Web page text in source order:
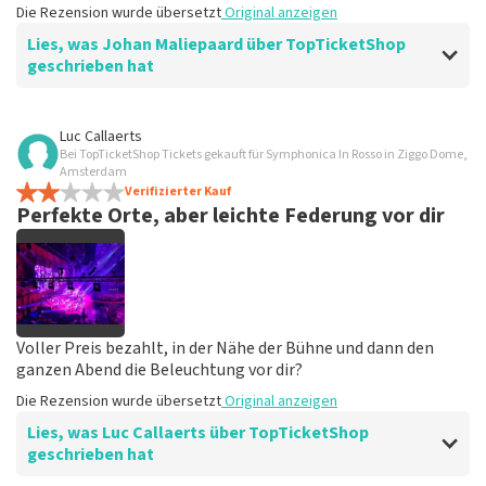
Die Rezension wurde übersetztOriginal anzeigen
Lies, was Johan Maliepaard über TopTicketShop
geschrieben hat
Bewertung von Johan Maliepaard über
einfach
Die Rezension wurde übersetzt
Luc Callaerts
Bei TopTicketShop Tickets gekauft für Symphonica In Rosso in Ziggo Dome,
Amsterdam
Verifizierter Kauf
Perfekte Orte, aber leichte Federung vor dir
Voller Preis bezahlt, in der Nähe der Bühne und dann den
ganzen Abend die Beleuchtung vor dir?
Die Rezension wurde übersetztOriginal anzeigen
Lies, was Luc Callaerts über TopTicketShop
geschrieben hat